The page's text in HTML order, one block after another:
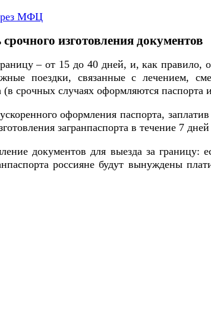
МФЦ
изготовления документов
– от 15 до 40 дней, и, как
поездки, связанные с лечением,
срочных случаях оформляются
оформления паспорта,
загранпаспорта в течение 7
документов для выезда за границу:
россияне будут вынуждены